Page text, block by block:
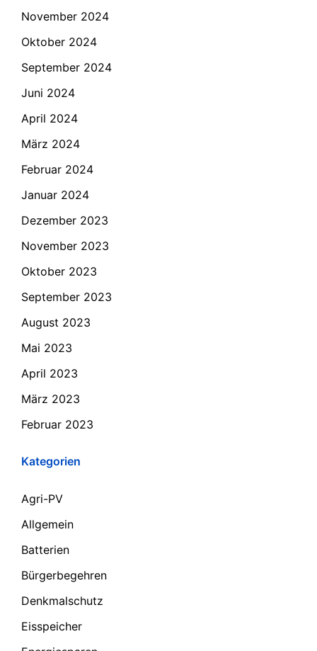
November 2024
Oktober 2024
September 2024
Juni 2024
April 2024
März 2024
Februar 2024
Januar 2024
Dezember 2023
November 2023
Oktober 2023
September 2023
August 2023
Mai 2023
April 2023
März 2023
Februar 2023
Kategorien
Agri-PV
Allgemein
Batterien
Bürgerbegehren
Denkmalschutz
Eisspeicher